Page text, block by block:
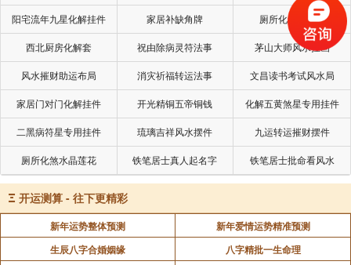
财，事业出现波动；
心性短板：伤官过旺则恃才傲物，说话直接易得
罪人，影响人际关系与职场发展。
三、分野应对：身旺与身弱的不同策略
应对的核心是调平衡，根据日主强弱与财星状态，
采取不同策略，顺应格局本性。
1. 身旺伤旺、财星得用（正格）：顺其势，强变现
阳宅流年九星化解挂件 家居补缺角牌 厕所化秽气煞套
西北厨房化解套 祝由除病灵符法事 茅山大师风水挂画
风水摧财助运布局 消灾祈福转运法事 文昌读书考试风水局
家居门对门化解挂件 开光精铜五帝铜钱 化解五黄煞星专用挂件
二黑病符星专用挂件 琉璃吉祥风水摆件 九运转运摧财摆件
厕所化煞水晶莲花 铁笔居士真人起名字 铁笔居士批命看风水
Ξ 开运测算 - 往下更精彩
新年运势整体预测
新年爱情运势精准预测
生辰八字合婚姻缘
八字精批一生命理